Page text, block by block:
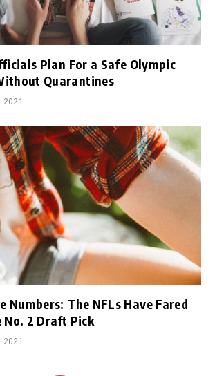
Plan For a Safe Olympic
Quarantines
2021
Numbers: The NFLs Have Fared
2 Draft Pick
2021